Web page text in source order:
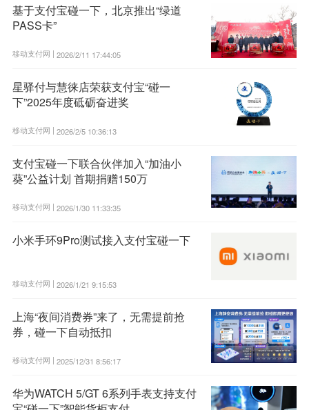
基于支付宝碰一下，北京推出“绿道
PASS卡”
移动支付网 | 2026/2/11 17:44:05
星驿付与慧徕店荣获支付宝“碰一
下”2025年度砥砺奋进奖
移动支付网 | 2026/2/5 10:36:13
支付宝碰一下联合伙伴加入“加油小
葵”公益计划 首期捐赠150万
移动支付网 | 2026/1/30 11:33:35
小米手环9Pro测试接入支付宝碰一下
移动支付网 | 2026/1/21 9:15:53
上海“夜间消费券”来了，无需提前抢
券，碰一下自动抵扣
移动支付网 | 2025/12/31 8:56:17
华为WATCH 5/GT 6系列手表支持支付